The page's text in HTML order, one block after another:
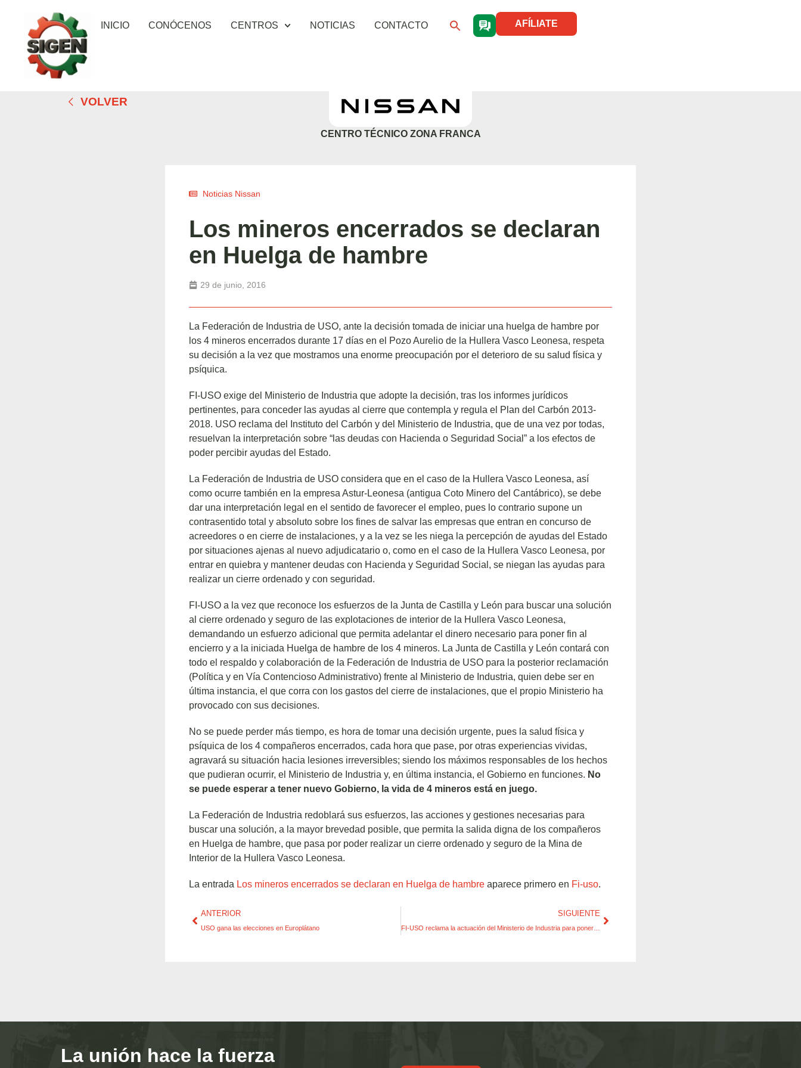
INICIO CONÓCENOS CENTROS NOTICIAS CONTACTO AFÍLIATE
VOLVER
CENTRO TÉCNICO ZONA FRANCA
Noticias Nissan
Los mineros encerrados se declaran
en Huelga de hambre
29 de junio, 2016
La Federación de Industria de USO, ante la decisión tomada de iniciar una huelga de hambre por
los 4 mineros encerrados durante 17 días en el Pozo Aurelio de la Hullera Vasco Leonesa, respeta
su decisión a la vez que mostramos una enorme preocupación por el deterioro de su salud física y
psíquica.
FI-USO exige del Ministerio de Industria que adopte la decisión, tras los informes jurídicos
pertinentes, para conceder las ayudas al cierre que contempla y regula el Plan del Carbón 2013-
2018. USO reclama del Instituto del Carbón y del Ministerio de Industria, que de una vez por todas,
resuelvan la interpretación sobre “las deudas con Hacienda o Seguridad Social” a los efectos de
poder percibir ayudas del Estado.
La Federación de Industria de USO considera que en el caso de la Hullera Vasco Leonesa, así
como ocurre también en la empresa Astur-Leonesa (antigua Coto Minero del Cantábrico), se debe
dar una interpretación legal en el sentido de favorecer el empleo, pues lo contrario supone un
contrasentido total y absoluto sobre los fines de salvar las empresas que entran en concurso de
acreedores o en cierre de instalaciones, y a la vez se les niega la percepción de ayudas del Estado
por situaciones ajenas al nuevo adjudicatario o, como en el caso de la Hullera Vasco Leonesa, por
entrar en quiebra y mantener deudas con Hacienda y Seguridad Social, se niegan las ayudas para
realizar un cierre ordenado y con seguridad.
FI-USO a la vez que reconoce los esfuerzos de la Junta de Castilla y León para buscar una solución
al cierre ordenado y seguro de las explotaciones de interior de la Hullera Vasco Leonesa,
demandando un esfuerzo adicional que permita adelantar el dinero necesario para poner fin al
encierro y a la iniciada Huelga de hambre de los 4 mineros. La Junta de Castilla y León contará con
todo el respaldo y colaboración de la Federación de Industria de USO para la posterior reclamación
(Política y en Vía Contencioso Administrativo) frente al Ministerio de Industria, quien debe ser en
última instancia, el que corra con los gastos del cierre de instalaciones, que el propio Ministerio ha
provocado con sus decisiones.
No se puede perder más tiempo, es hora de tomar una decisión urgente, pues la salud física y
psíquica de los 4 compañeros encerrados, cada hora que pase, por otras experiencias vividas,
agravará su situación hacia lesiones irreversibles; siendo los máximos responsables de los hechos
que pudieran ocurrir, el Ministerio de Industria y, en última instancia, el Gobierno en funciones. No
se puede esperar a tener nuevo Gobierno, la vida de 4 mineros está en juego.
La Federación de Industria redoblará sus esfuerzos, las acciones y gestiones necesarias para
buscar una solución, a la mayor brevedad posible, que permita la salida digna de los compañeros
en Huelga de hambre, que pasa por poder realizar un cierre ordenado y seguro de la Mina de
Interior de la Hullera Vasco Leonesa.
La entrada Los mineros encerrados se declaran en Huelga de hambre aparece primero en Fi-uso.
ANTERIOR
USO gana las elecciones en Europlátano
SIGUIENTE
FI-USO reclama la actuación del Ministerio de Industria para poner fin al encierro minero
La unión hace la fuerza